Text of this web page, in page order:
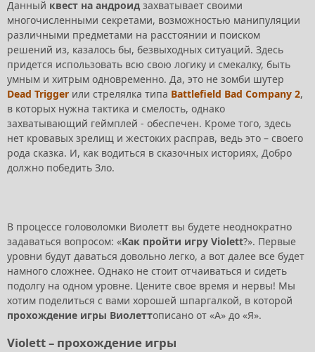
Данный квест на андроид захватывает своими
многочисленными секретами, возможностью манипуляции
различными предметами на расстоянии и поиском
решений из, казалось бы, безвыходных ситуаций. Здесь
придется использовать всю свою логику и смекалку, быть
умным и хитрым одновременно. Да, это не зомби шутер
Dead Trigger или стрелялка типа Battlefield Bad Company 2,
в которых нужна тактика и смелость, однако
захватывающий геймплей - обеспечен. Кроме того, здесь
нет кровавых зрелищ и жестоких расправ, ведь это – своего
рода сказка. И, как водиться в сказочных историях, Добро
должно победить Зло.
В процессе головоломки Виолетт вы будете неоднократно
задаваться вопросом: «Как пройти игру Violett?». Первые
уровни будут даваться довольно легко, а вот далее все будет
намного сложнее. Однако не стоит отчаиваться и сидеть
подолгу на одном уровне. Цените свое время и нервы! Мы
хотим поделиться с вами хорошей шпаргалкой, в которой
прохождение игры Виолеттописано от «А» до «Я».
Violett – прохождение игры